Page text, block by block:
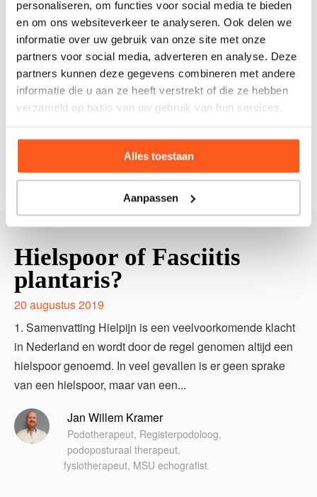
personaliseren, om functies voor social media te bieden
en om ons websiteverkeer te analyseren. Ook delen we
informatie over uw gebruik van onze site met onze
partners voor social media, adverteren en analyse. Deze
partners kunnen deze gegevens combineren met andere
informatie die u aan ze heeft verstrekt of die ze hebben
verzameld op basis van uw gebruik van hun services.
Alles toestaan
Aanpassen
3Scriptie Angelique van Kippersluis
Daarnaast heeft Jan Willem Kramer op het laatste
congres uitleg gegeven over het wetenschappelijk
onderzoek, zie hieronder zijn presentatie.
Hielspoor of Fasciitis
plantaris?
20 augustus 2019
1. Samenvatting Hielpijn is een veelvoorkomende klacht
in Nederland en wordt door de regel genomen altijd een
hielspoor genoemd. In veel gevallen is er geen sprake
van een hielspoor, maar van een...
Jan Willem Kramer
Podotherapeut, Registerpodoloog,
podoposturaal therapeut,
fysiotherapeut, MSU echografist